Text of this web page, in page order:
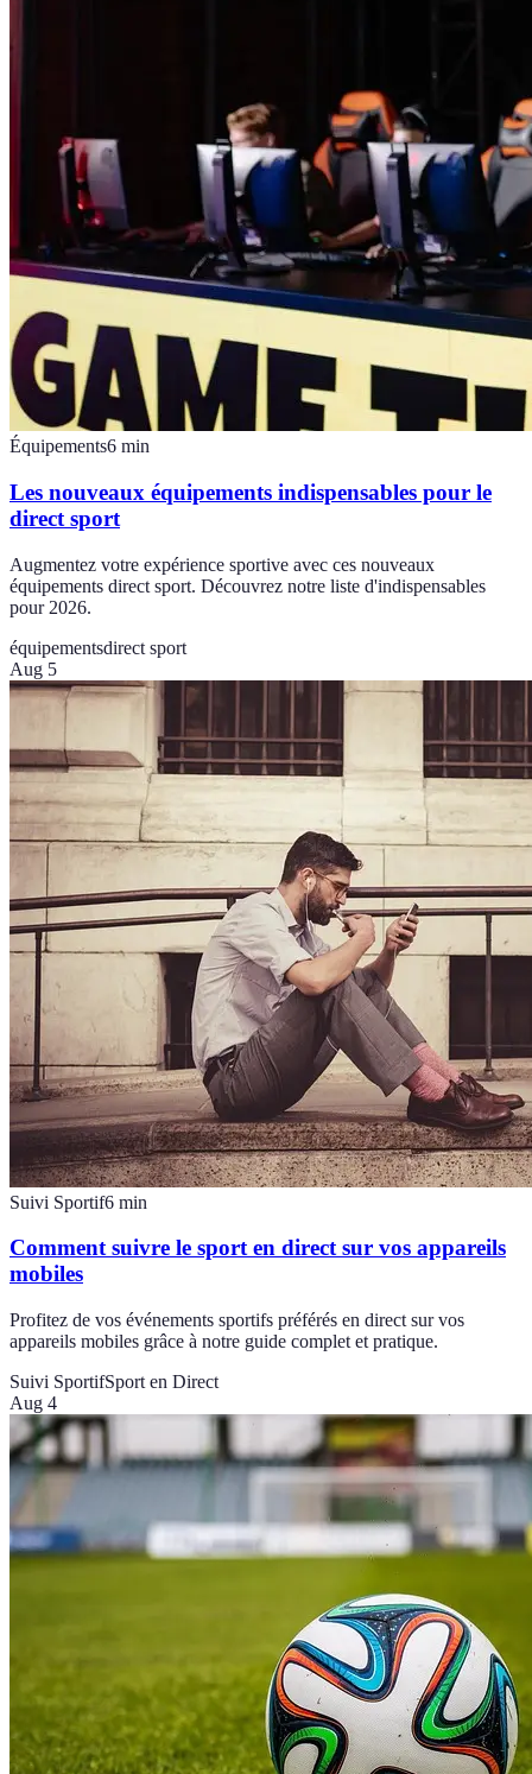
Équipements6 min
Les nouveaux équipements indispensables pour le
direct sport
Augmentez votre expérience sportive avec ces nouveaux
équipements direct sport. Découvrez notre liste d'indispensables
pour 2026.
équipementsdirect sport
Aug 5
Suivi Sportif6 min
Comment suivre le sport en direct sur vos appareils
mobiles
Profitez de vos événements sportifs préférés en direct sur vos
appareils mobiles grâce à notre guide complet et pratique.
Suivi SportifSport en Direct
Aug 4